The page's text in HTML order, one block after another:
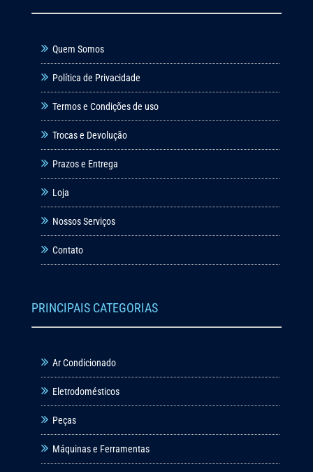
Quem Somos
Política de Privacidade
Termos e Condições de uso
Trocas e Devolução
Prazos e Entrega
Loja
Nossos Serviços
Contato
PRINCIPAIS CATEGORIAS
Ar Condicionado
Eletrodomésticos
Peças
Máquinas e Ferramentas